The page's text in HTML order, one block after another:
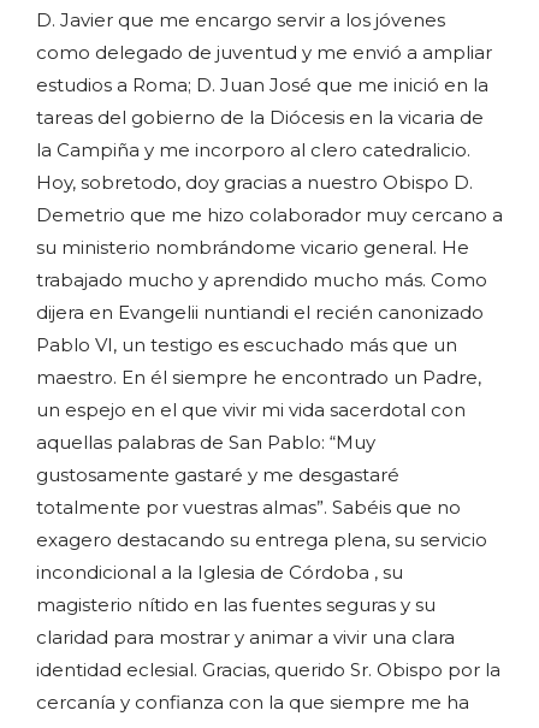
D. Javier que me encargo servir a los jóvenes
como delegado de juventud y me envió a ampliar
estudios a Roma; D. Juan José que me inició en la
tareas del gobierno de la Diócesis en la vicaria de
la Campiña y me incorporo al clero catedralicio.
Hoy, sobretodo, doy gracias a nuestro Obispo D.
Demetrio que me hizo colaborador muy cercano a
su ministerio nombrándome vicario general. He
trabajado mucho y aprendido mucho más. Como
dijera en Evangelii nuntiandi el recién canonizado
Pablo VI, un testigo es escuchado más que un
maestro. En él siempre he encontrado un Padre,
un espejo en el que vivir mi vida sacerdotal con
aquellas palabras de San Pablo: “Muy
gustosamente gastaré y me desgastaré
totalmente por vuestras almas”. Sabéis que no
exagero destacando su entrega plena, su servicio
incondicional a la Iglesia de Córdoba , su
magisterio nítido en las fuentes seguras y su
claridad para mostrar y animar a vivir una clara
identidad eclesial. Gracias, querido Sr. Obispo por la
cercanía y confianza con la que siempre me ha